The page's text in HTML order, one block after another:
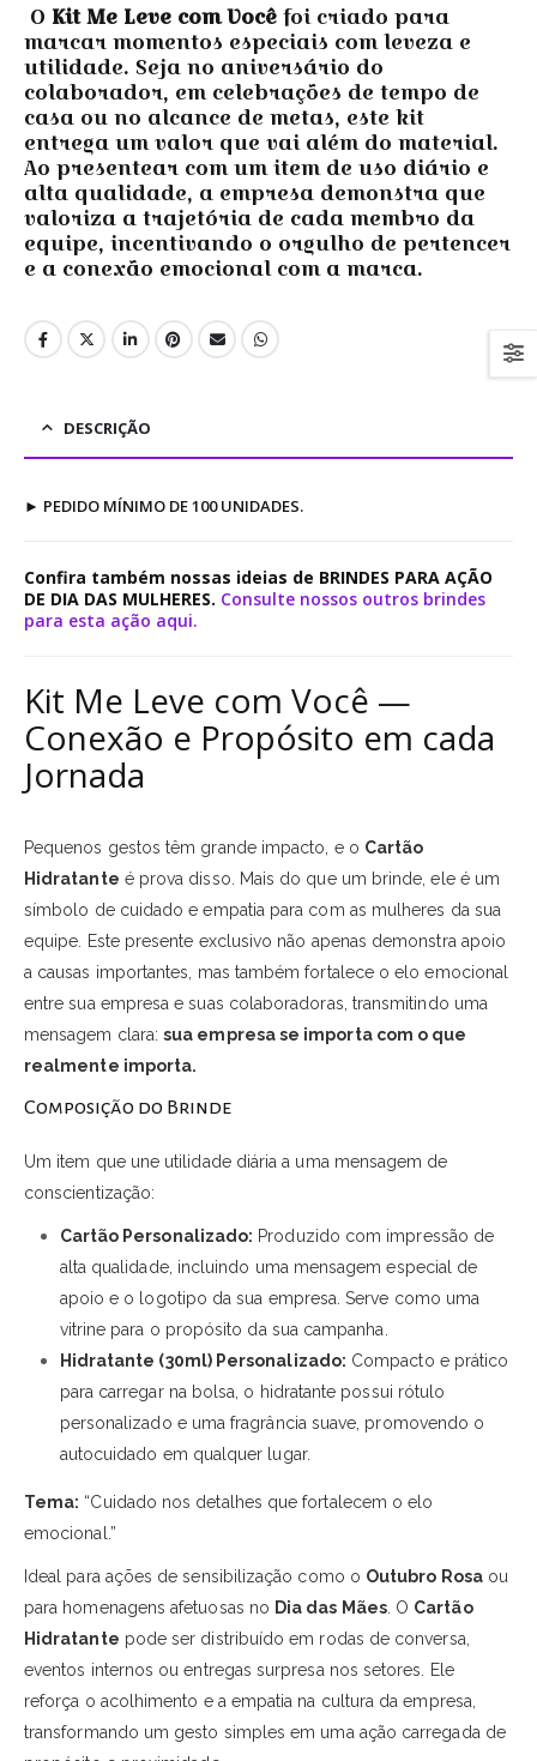
O Kit Me Leve com Você foi criado para
marcar momentos especiais com leveza e
utilidade. Seja no aniversário do
colaborador, em celebrações de tempo de
casa ou no alcance de metas, este kit
entrega um valor que vai além do material.
Ao presentear com um item de uso diário e
alta qualidade, a empresa demonstra que
valoriza a trajetória de cada membro da
equipe, incentivando o orgulho de pertencer
e a conexão emocional com a marca.
DESCRIÇÃO
► PEDIDO MÍNIMO DE 100 UNIDADES.
Confira também nossas ideias de BRINDES PARA AÇÃO
DE DIA DAS MULHERES. Consulte nossos outros brindes
para esta ação aqui.
Kit Me Leve com Você —
Conexão e Propósito em cada
Jornada
Pequenos gestos têm grande impacto, e o Cartão
Hidratante é prova disso. Mais do que um brinde, ele é um
símbolo de cuidado e empatia para com as mulheres da sua
equipe. Este presente exclusivo não apenas demonstra apoio
a causas importantes, mas também fortalece o elo emocional
entre sua empresa e suas colaboradoras, transmitindo uma
mensagem clara:sua empresa se importa com o que
realmente importa.
Composição do Brinde
Um item que une utilidade diária a uma mensagem de
conscientização:
Cartão Personalizado: Produzido com impressão de
alta qualidade, incluindo uma mensagem especial de
apoio e o logotipo da sua empresa. Serve como uma
vitrine para o propósito da sua campanha.
Hidratante (30ml) Personalizado: Compacto e prático
para carregar na bolsa, o hidratante possui rótulo
personalizado e uma fragrância suave, promovendo o
autocuidado em qualquer lugar.
Tema: “Cuidado nos detalhes que fortalecem o elo
emocional.”
Ideal para ações de sensibilização como o Outubro Rosaou
para homenagens afetuosas no Dia das Mães. O Cartão
Hidratante pode ser distribuído em rodas de conversa,
eventos internos ou entregas surpresa nos setores. Ele
reforça o acolhimento e a empatia na cultura da empresa,
transformando um gesto simples em uma ação carregada de